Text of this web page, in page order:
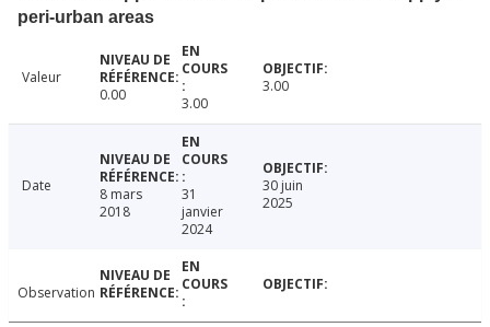
peri-urban areas
Valeur
0.00
3.00
3.00
Date
8 mars
2018
31
janvier
2024
30 juin
2025
Observation